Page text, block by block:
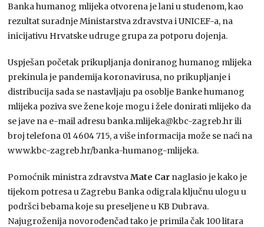
Banka humanog mlijeka otvorena je lani u studenom, kao
rezultat suradnje Ministarstva zdravstva i UNICEF-a, na
inicijativu Hrvatske udruge grupa za potporu dojenja.
Uspješan početak prikupljanja doniranog humanog mlijeka
prekinula je pandemija koronavirusa, no prikupljanje i
distribucija sada se nastavljaju pa osoblje Banke humanog
mlijeka poziva sve žene koje mogu i žele donirati mlijeko da
se jave na e-mail adresu banka.mlijeka@kbc-zagreb.hr ili
broj telefona 01 4604 715, a više informacija može se naći na
www.kbc-zagreb.hr/banka-humanog-mlijeka.
Pomoćnik ministra zdravstvaMate Car naglasio je kako je
tijekom potresa u Zagrebu Banka odigrala ključnu ulogu u
podršci bebama koje su preseljene u KB Dubrava.
Najugroženija novorođenčad tako je primila čak 100 litara